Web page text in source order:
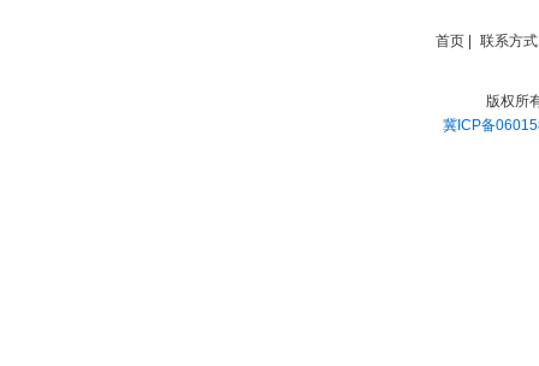
首页 联系方式
版权所
冀ICP备